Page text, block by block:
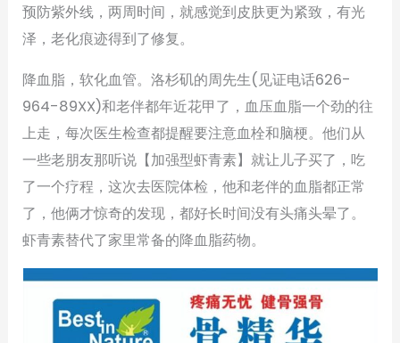
预防紫外线，两周时间，就感觉到皮肤更为紧致，有光
泽，老化痕迹得到了修复。
降血脂，软化血管。洛杉矶的周先生(见证电话626-
964-89XX)和老伴都年近花甲了，血压血脂一个劲的往
上走，每次医生检查都提醒要注意血栓和脑梗。他们从
一些老朋友那听说【加强型虾青素】就让儿子买了，吃
了一个疗程，这次去医院体检，他和老伴的血脂都正常
了，他俩才惊奇的发现，都好长时间没有头痛头晕了。
虾青素替代了家里常备的降血脂药物。